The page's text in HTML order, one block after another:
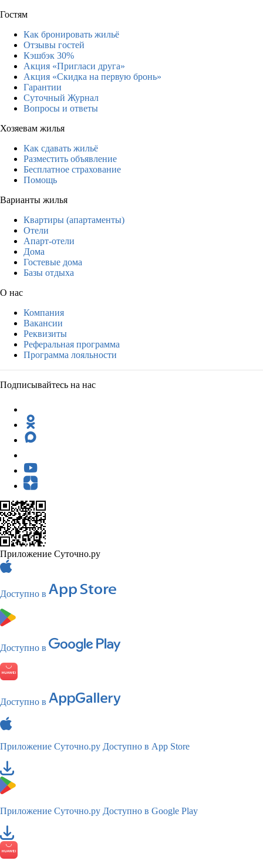
Гостям
Как бронировать жильё
Отзывы гостей
Кэшбэк 30%
Акция «Пригласи друга»
Акция «Скидка на первую бронь»
Гарантии
Суточный Журнал
Вопросы и ответы
Хозяевам жилья
Как сдавать жильё
Разместить объявление
Бесплатное страхование
Помощь
Варианты жилья
Квартиры (апартаменты)
Отели
Апарт-отели
Дома
Гостевые дома
Базы отдыха
О нас
Компания
Вакансии
Реквизиты
Реферальная программа
Программа лояльности
Подписывайтесь на нас
Приложение Суточно.ру
Доступно в
Доступно в
Доступно в
Приложение Суточно.ру Доступно в App Store
Приложение Суточно.ру Доступно в Google Play